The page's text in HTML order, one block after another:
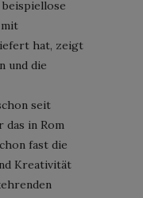
hat, zeigt
und die
seit
das in Rom
fast die
Kreativität